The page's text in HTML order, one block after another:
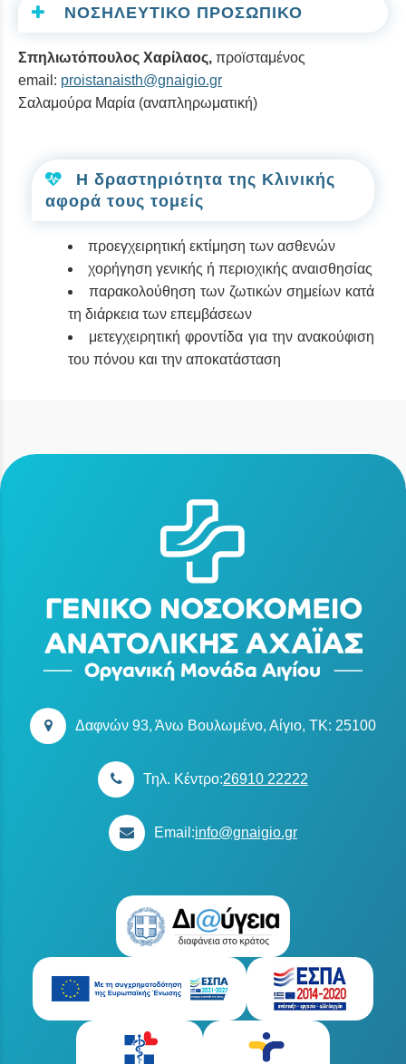
ΝΟΣΗΛΕΥΤΙΚΟ ΠΡΟΣΩΠΙΚΟ
Σπηλιωτόπουλος Χαρίλαος, προϊσταμένος
email: proistanaisth@gnaigio.gr
Σαλαμούρα Μαρία (αναπληρωματική)
Η δραστηριότητα της Κλινικής
αφορά τους τομείς
προεγχειρητική εκτίμηση των ασθενών
χορήγηση γενικής ή περιοχικής αναισθησίας
παρακολούθηση των ζωτικών σημείων κατά
τη διάρκεια των επεμβάσεων
μετεγχειρητική φροντίδα για την ανακούφιση
του πόνου και την αποκατάσταση
Δαφνών 93, Άνω Βουλωμένο, Αίγιο, TK: 25100
Τηλ. Κέντρο:26910 22222
Email:info@gnaigio.gr